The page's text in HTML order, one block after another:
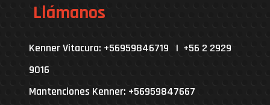
Llámanos
Kenner Vitacura: +56959846719 | +56 2 2929
9016
Mantenciones Kenner: +56959847667